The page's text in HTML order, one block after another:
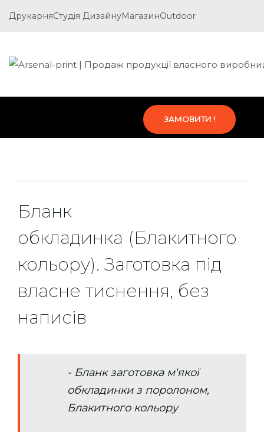
ДрукарняСтудія ДизайнуМагазинOutdoor
ЗАМОВИТИ !
Бланк
обкладинка (Блакитного
кольору). Заготовка під
власне тиснення, без
написів
- Бланк заготовка м'якої
обкладинки з поролоном,
Блакитного кольору